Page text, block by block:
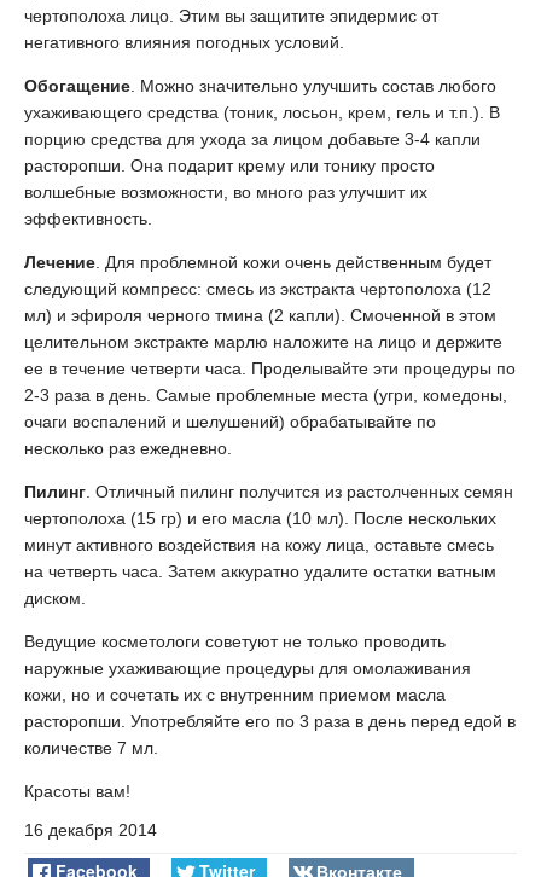
чертополоха лицо. Этим вы защитите эпидермис от
негативного влияния погодных условий.
Обогащение . Можно значительно улучшить состав любого
ухаживающего средства (тоник, лосьон, крем, гель и т.п.). В
порцию средства для ухода за лицом добавьте 3-4 капли
расторопши. Она подарит крему или тонику просто
волшебные возможности, во много раз улучшит их
эффективность.
Лечение . Для проблемной кожи очень действенным будет
следующий компресс: смесь из экстракта чертополоха (12
мл) и эфироля черного тмина (2 капли). Смоченной в этом
целительном экстракте марлю наложите на лицо и держите
ее в течение четверти часа. Проделывайте эти процедуры по
2-3 раза в день. Самые проблемные места (угри, комедоны,
очаги воспалений и шелушений) обрабатывайте по
несколько раз ежедневно.
Пилинг . Отличный пилинг получится из растолченных семян
чертополоха (15 гр) и его масла (10 мл). После нескольких
минут активного воздействия на кожу лица, оставьте смесь
на четверть часа. Затем аккуратно удалите остатки ватным
диском.
Ведущие косметологи советуют не только проводить
наружные ухаживающие процедуры для омолаживания
кожи, но и сочетать их с внутренним приемом масла
расторопши. Употребляйте его по 3 раза в день перед едой в
количестве 7 мл.
Красоты вам!
16 декабря 2014
Facebook Twitter
Вконтакте